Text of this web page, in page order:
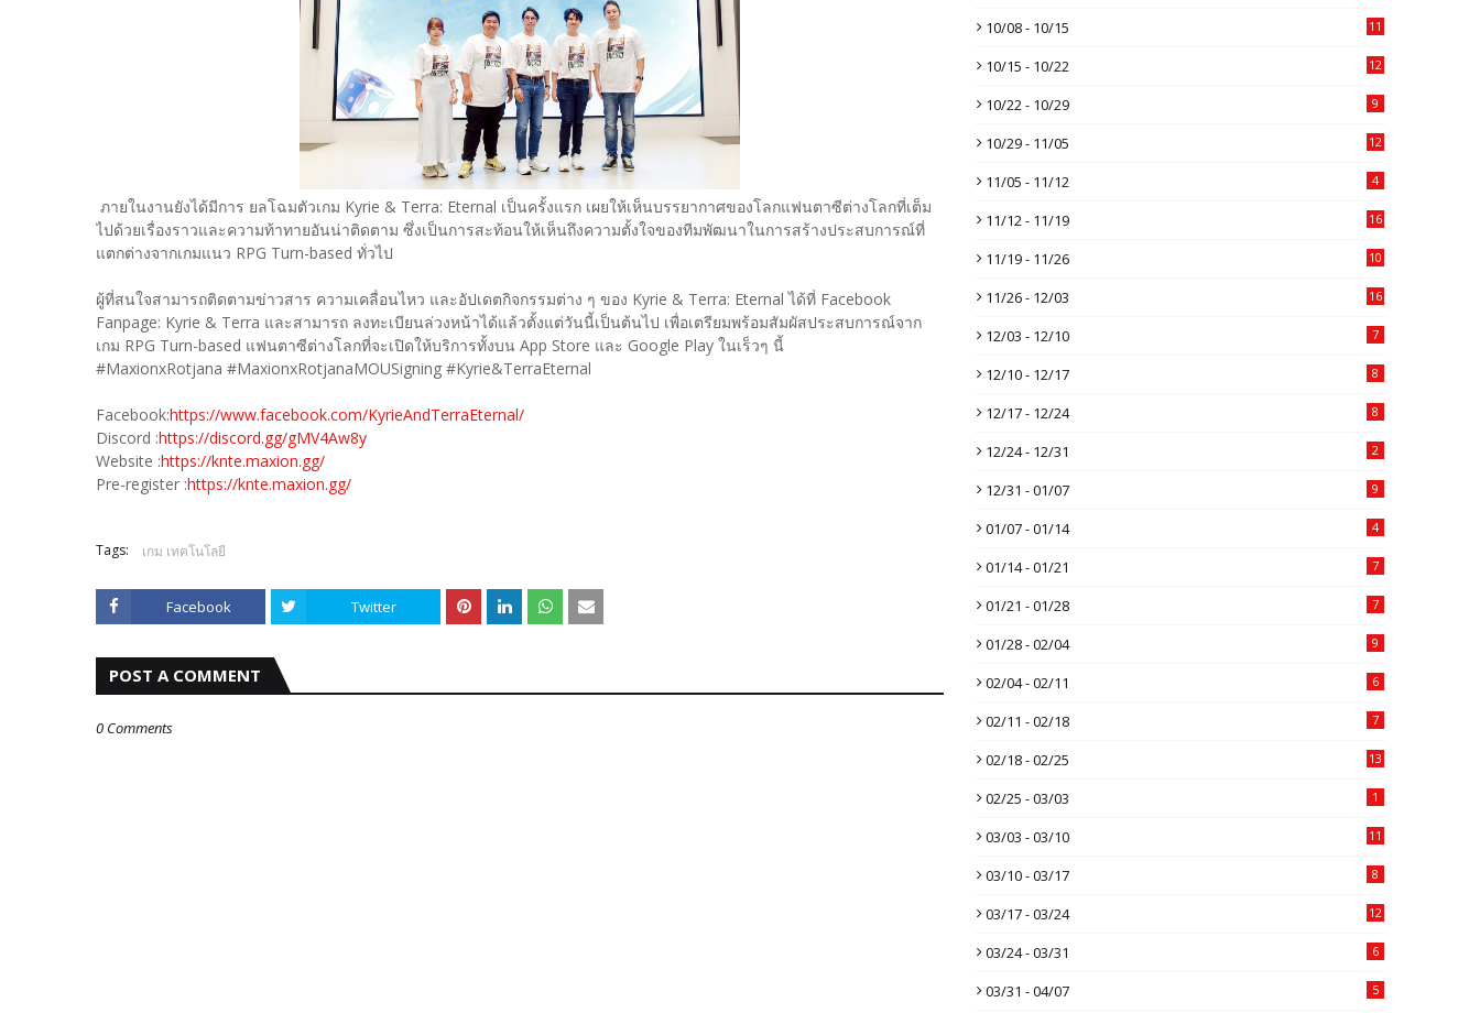
ภายในงานยังได้มีการ ยลโฉมตัวเกม Kyrie & Terra: Eternal เป็นครั้งแรก เผยให้เห็นบรรยากาศของโลกแฟนตาซีต่างโลกที่เต็ม
ไปด้วยเรื่องราวและความท้าทายอันน่าติดตาม ซึ่งเป็นการสะท้อนให้เห็นถึงความตั้งใจของทีมพัฒนาในการสร้างประสบการณ์ที่
แตกต่างจากเกมแนว RPG Turn-based ทั่วไป
ผู้ที่สนใจสามารถติดตามข่าวสาร ความเคลื่อนไหว และอัปเดตกิจกรรมต่าง ๆ ของ Kyrie & Terra: Eternal ได้ที่ Facebook
Fanpage: Kyrie & Terra และสามารถ ลงทะเบียนล่วงหน้าได้แล้วตั้งแต่วันนี้เป็นต้นไป เพื่อเตรียมพร้อมสัมผัสประสบการณ์จาก
เกม RPG Turn-based แฟนตาซีต่างโลกที่จะเปิดให้บริการทั้งบน App Store และ Google Play ในเร็วๆ นี้
#MaxionxRotjana #MaxionxRotjanaMOUSigning #Kyrie&TerraEternal
Facebook:https://www.facebook.com/KyrieAndTerraEternal/
Discord :https://discord.gg/gMV4Aw8y
Website :https://knte.maxion.gg/
Pre-register :https://knte.maxion.gg/
Tags: เกม เทคโนโลยี
Facebook Twitter
POST A COMMENT
0 Comments
10/08 - 10/15 11
10/15 - 10/22 12
10/22 - 10/29 9
10/29 - 11/05 12
11/05 - 11/12 4
11/12 - 11/19 16
11/19 - 11/26 10
11/26 - 12/03 16
12/03 - 12/10 7
12/10 - 12/17 8
12/17 - 12/24 8
12/24 - 12/31 2
12/31 - 01/07 9
01/07 - 01/14 4
01/14 - 01/21 7
01/21 - 01/28 7
01/28 - 02/04 9
02/04 - 02/11 6
02/11 - 02/18 7
02/18 - 02/25 13
02/25 - 03/03 1
03/03 - 03/10 11
03/10 - 03/17 8
03/17 - 03/24 12
03/24 - 03/31 6
03/31 - 04/07 5